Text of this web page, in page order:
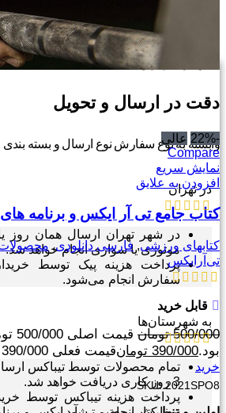
تلاش برای بهترین
دقت در ارسال و تحویل
وابسته به نوع سفارش نوع ارسال و بسته بندی
در تهران
در شهر تهران ارسال همان روز
موتوری یا سواری انجام خواهد شد.
پرداخت هزینه پیک توسط
سفارش انجام می‌شود.
به شهرستان‌ها
3 روز کاری دریافت خواهد شد.
پرداخت هزینه تیباکس توسط
-22%
عالی
Compare
نمایش سریع
افزودن به علایق
کتاب جامع تی آر ایکس و برنامه
کتابهای ورزشی, فارسی دانلودی,
تی‌آرایکس
قابل خرید
500/000 تومان
قیمت
بود.390/000 تومانقیمت فعلی 390/000 تومان است.
خرید
SKU:2021SPO8